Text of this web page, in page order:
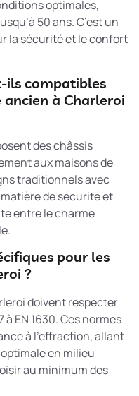
optimales,
50 ans. C’est un
la sécurité et le confort
ils compatibles
ancien à Charleroi
des châssis
aux maisons de
traditionnels avec
de sécurité et
entre le charme
pour les
?
doivent respecter
EN 1630. Ces normes
à l’effraction, allant
en milieu
au minimum des